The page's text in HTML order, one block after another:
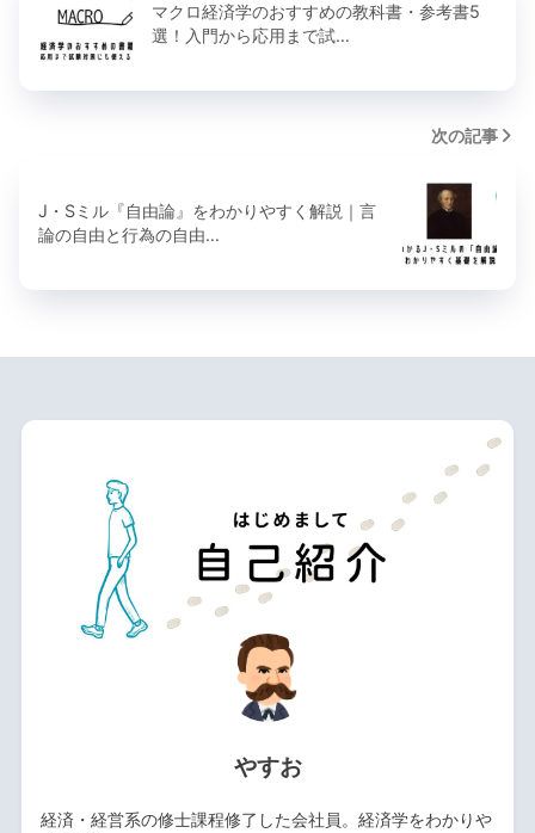
マクロ経済学のおすすめの教科書・参考書5
選！入門から応用まで試…
次の記事
J・Sミル『自由論』をわかりやすく解説｜言
論の自由と行為の自由…
やすお
経済・経営系の修士課程修了した会社員。経済学をわかりや